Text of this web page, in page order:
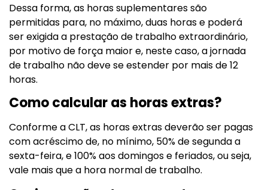
Dessa forma, as horas suplementares são
permitidas para, no máximo, duas horas e poderá
ser exigida a prestação de trabalho extraordinário,
por motivo de força maior e, neste caso, a jornada
de trabalho não deve se estender por mais de 12
horas.
Como calcular as horas extras?
Conforme a CLT, as horas extras deverão ser pagas
com acréscimo de, no mínimo, 50% de segunda a
sexta-feira, e 100% aos domingos e feriados, ou seja,
vale mais que a hora normal de trabalho.